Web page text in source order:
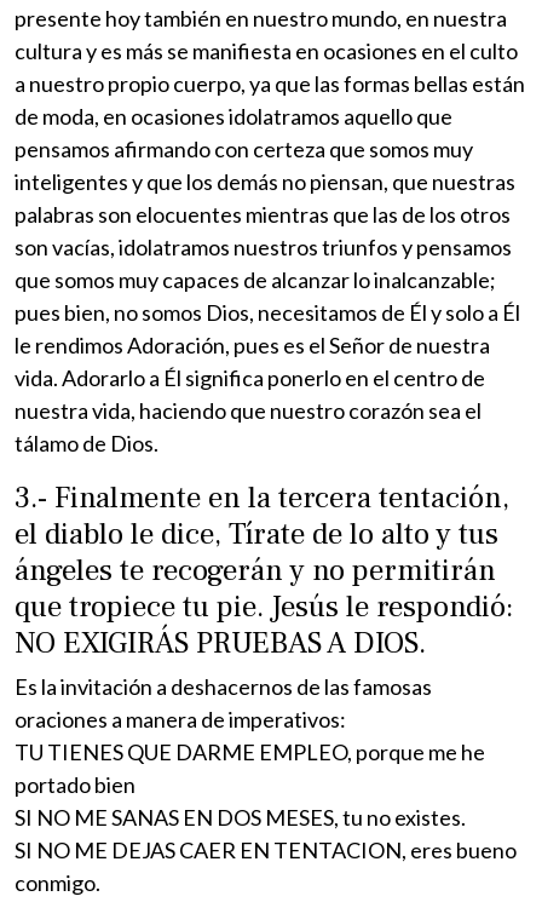
presente hoy también en nuestro mundo, en nuestra
cultura y es más se manifiesta en ocasiones en el culto
a nuestro propio cuerpo, ya que las formas bellas están
de moda, en ocasiones idolatramos aquello que
pensamos afirmando con certeza que somos muy
inteligentes y que los demás no piensan, que nuestras
palabras son elocuentes mientras que las de los otros
son vacías, idolatramos nuestros triunfos y pensamos
que somos muy capaces de alcanzar lo inalcanzable;
pues bien, no somos Dios, necesitamos de Él y solo a Él
le rendimos Adoración, pues es el Señor de nuestra
vida. Adorarlo a Él significa ponerlo en el centro de
nuestra vida, haciendo que nuestro corazón sea el
tálamo de Dios.
3.- Finalmente en la tercera tentación,
el diablo le dice, Tírate de lo alto y tus
ángeles te recogerán y no permitirán
que tropiece tu pie. Jesús le respondió:
NO EXIGIRÁS PRUEBAS A DIOS.
Es la invitación a deshacernos de las famosas
oraciones a manera de imperativos:
TU TIENES QUE DARME EMPLEO, porque me he
portado bien
SI NO ME SANAS EN DOS MESES, tu no existes.
SI NO ME DEJAS CAER EN TENTACION, eres bueno
conmigo.